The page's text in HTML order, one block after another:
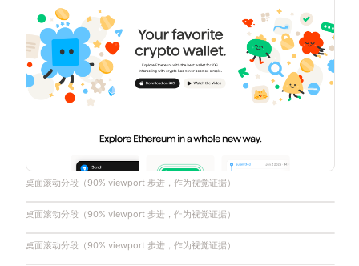
桌面滚动分段（90% viewport 步进，作为视觉证据）
桌面滚动分段（90% viewport 步进，作为视觉证据）
桌面滚动分段（90% viewport 步进，作为视觉证据）